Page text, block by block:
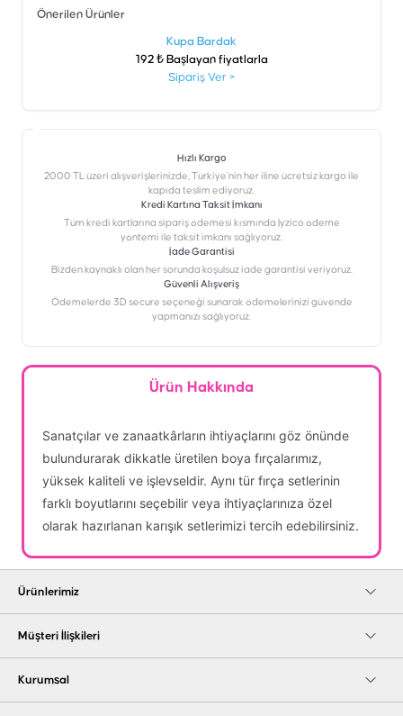
Önerilen Ürünler
Kupa Bardak
192 ₺ Başlayan fiyatlarla
Sipariş Ver >
Hızlı Kargo
2000 TL üzeri alışverişlerinizde, Türkiye’nin her iline ücretsiz kargo ile
kapıda teslim ediyoruz.
Kredi Kartına Taksit İmkanı
‎Tüm kredi kartlarına sipariş ödemesi kısmında İyzico ödeme
yöntemi ile taksit imkanı sağlıyoruz.
İade Garantisi
Bizden kaynaklı olan her sorunda koşulsuz iade garantisi veriyoruz.
Güvenli Alışveriş
Ödemelerde 3D secure seçeneği sunarak ödemelerinizi güvende
yapmanızı sağlıyoruz.
Ürün Hakkında
Sanatçılar ve zanaatkârların ihtiyaçlarını göz önünde
bulundurarak dikkatle üretilen boya fırçalarımız,
yüksek kaliteli ve işlevseldir. Aynı tür fırça setlerinin
farklı boyutlarını seçebilir veya ihtiyaçlarınıza özel
olarak hazırlanan karışık setlerimizi tercih edebilirsiniz.
Ürünlerimiz
Müşteri İlişkileri
Kurumsal